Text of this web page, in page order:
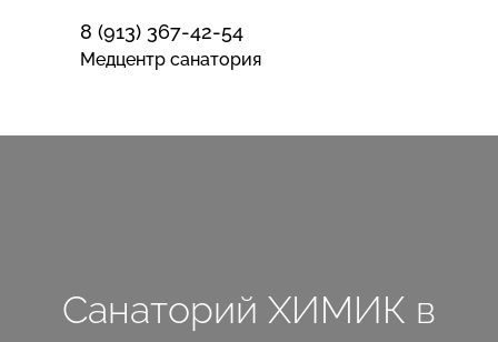
8 (913) 367-42-54
Медцентр санатория
Санаторий ХИМИК в